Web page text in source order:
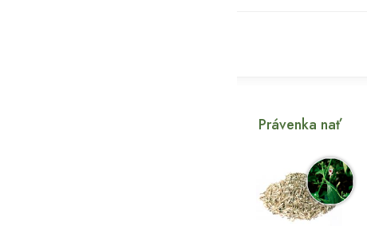
Právenka nať